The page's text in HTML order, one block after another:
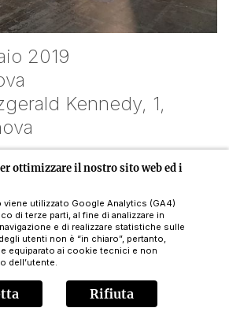
2019
Kennedy, 1,
ottimizzare il nostro sito web ed i
utilizzato Google Analytics (GA4)
di terze parti, al fine di analizzare in
e di realizzare statistiche sulle
utenti non è “in chiaro”, pertanto,
equiparato ai cookie tecnici e non
dell’utente.
Rifiuta